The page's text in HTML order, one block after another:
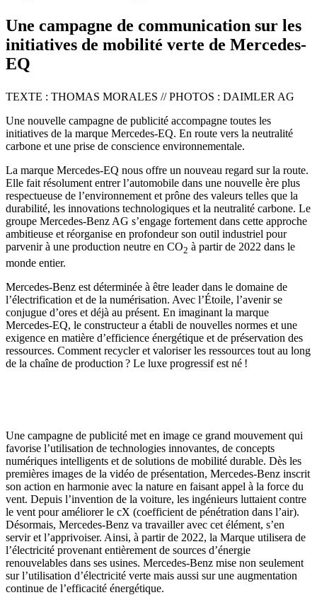
Une campagne de communication sur les
initiatives de mobilité verte de Mercedes-
EQ
TEXTE : THOMAS MORALES // PHOTOS : DAIMLER AG
Une nouvelle campagne de publicité accompagne toutes les
initiatives de la marque Mercedes-EQ. En route vers la neutralité
carbone et une prise de conscience environnementale.
La marque Mercedes-EQ nous offre un nouveau regard sur la route.
Elle fait résolument entrer l’automobile dans une nouvelle ère plus
respectueuse de l’environnement et prône des valeurs telles que la
durabilité, les innovations technologiques et la neutralité carbone. Le
groupe Mercedes-Benz AG s’engage fortement dans cette approche
ambitieuse et réorganise en profondeur son outil industriel pour
parvenir à une production neutre en CO2 à partir de 2022 dans le
monde entier.
Mercedes-Benz est déterminée à être leader dans le domaine de
l’électrification et de la numérisation. Avec l’Étoile, l’avenir se
conjugue d’ores et déjà au présent. En imaginant la marque
Mercedes-EQ, le constructeur a établi de nouvelles normes et une
exigence en matière d’efficience énergétique et de préservation des
ressources. Comment recycler et valoriser les ressources tout au long
de la chaîne de production ? Le luxe progressif est né !
Une campagne de publicité met en image ce grand mouvement qui
favorise l’utilisation de technologies innovantes, de concepts
numériques intelligents et de solutions de mobilité durable. Dès les
premières images de la vidéo de présentation, Mercedes-Benz inscrit
son action en harmonie avec la nature en faisant appel à la force du
vent. Depuis l’invention de la voiture, les ingénieurs luttaient contre
le vent pour améliorer le cX (coefficient de pénétration dans l’air).
Désormais, Mercedes-Benz va travailler avec cet élément, s’en
servir et l’apprivoiser. Ainsi, à partir de 2022, la Marque utilisera de
l’électricité provenant entièrement de sources d’énergie
renouvelables dans ses usines. Mercedes-Benz mise non seulement
sur l’utilisation d’électricité verte mais aussi sur une augmentation
continue de l’efficacité énergétique.